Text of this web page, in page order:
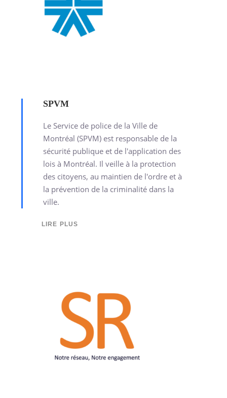
SPVM
Le Service de police de la Ville de
Montréal (SPVM) est responsable de la
sécurité publique et de l'application des
lois à Montréal. Il veille à la protection
des citoyens, au maintien de l'ordre et à
la prévention de la criminalité dans la
ville.
LIRE PLUS